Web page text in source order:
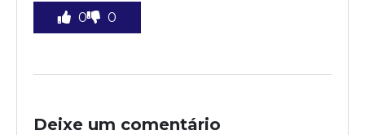
0 0
Deixe um comentário